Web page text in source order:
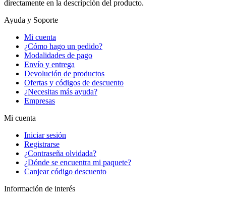
directamente en la descripción del producto.
Ayuda y Soporte
Mi cuenta
¿Cómo hago un pedido?
Modalidades de pago
Envío y entrega
Devolución de productos
Ofertas y códigos de descuento
¿Necesitas más ayuda?
Empresas
Mi cuenta
Iniciar sesión
Registrarse
¿Contraseña olvidada?
¿Dónde se encuentra mi paquete?
Canjear código descuento
Información de interés